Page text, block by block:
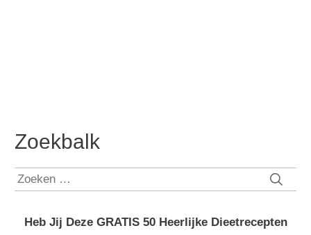
Zoekbalk
Zoeken
Heb Jij Deze GRATIS 50 Heerlijke Dieetrecepten